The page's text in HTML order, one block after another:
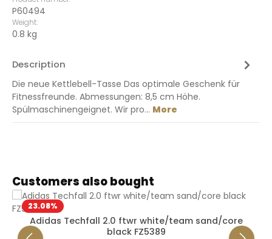
P60494
Weight:
0.8 kg
Description
Die neue Kettlebell-Tasse Das optimale Geschenk für
Fitnessfreunde. Abmessungen: 8,5 cm Höhe.
Spülmaschinengeignet. Wir pro… More
Skip product gallery
Customers also bought
23.08%
Adidas Techfall 2.0 ftwr white/team sand/core
black FZ5389